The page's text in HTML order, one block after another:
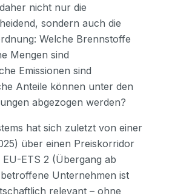
nicht nur die
sondern auch die
Welche Brennstoffe
Mengen sind
Emissionen sind
Anteile können unter den
abgezogen werden?
hat sich zuletzt von einer
über einen Preiskorridor
ETS 2 (Übergang ab
Unternehmen ist
relevant – ohne